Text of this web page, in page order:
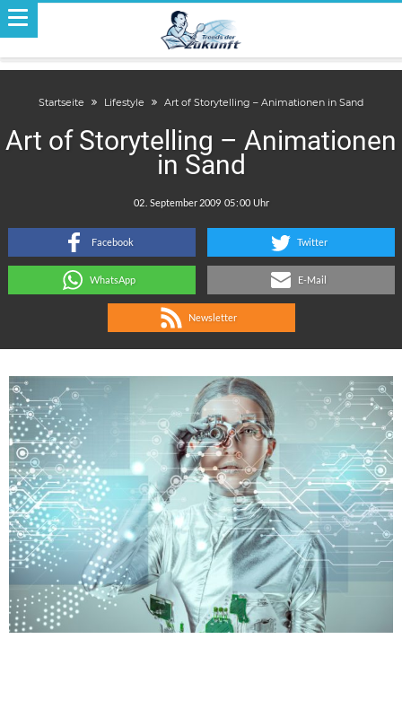
Startseite Lifestyle Art of Storytelling – Animationen in Sand
Art of Storytelling – Animationen
in Sand
:
Facebook Twitter
WhatsApp E-Mail
Newsletter